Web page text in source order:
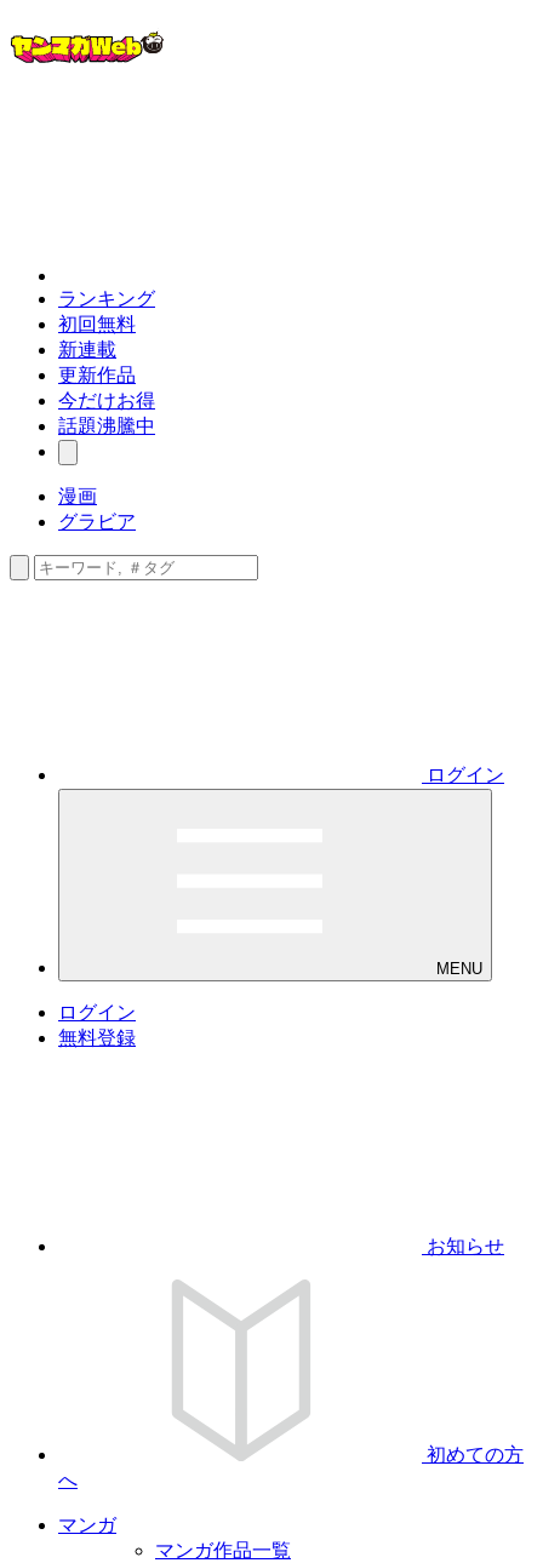
ランキング
初回無料
新連載
更新作品
今だけお得
話題沸騰中
漫画
グラビア
ログイン
MENU
ログイン
無料登録
お知らせ
初めての方
へ
マンガ
マンガ作品一覧